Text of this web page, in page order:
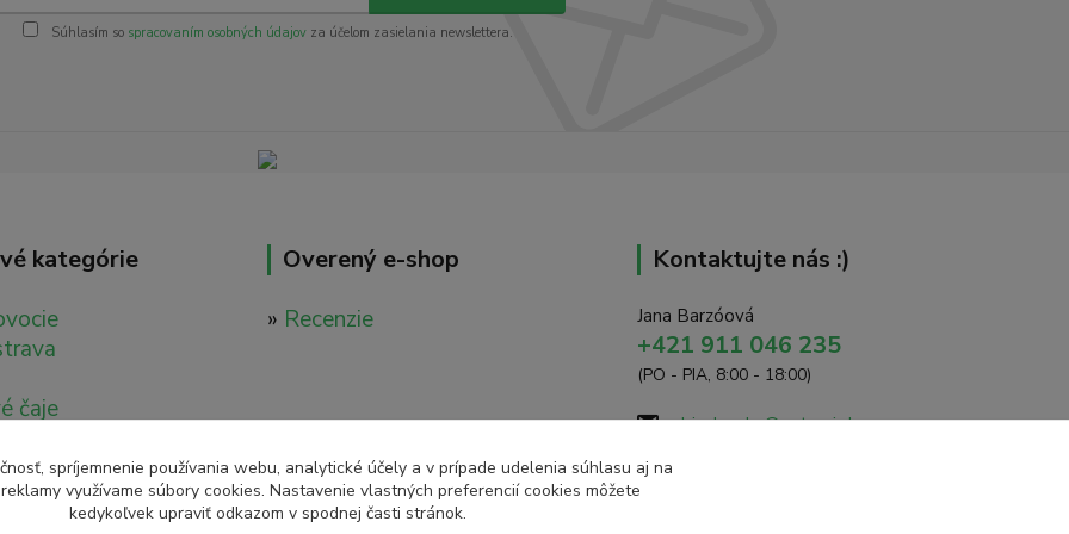
Súhlasím so spracovaním osobných údajovza účelom zasielania newslettera.
kategórie
čaje
Overený e-shop
» Recenzie
Kontaktujte nás :)
Jana Barzóová
+421 911 046 235
(PO - PIA, 8:00 - 18:00)
objednavky@naturaj.sk
spríjemnenie používania webu, analytické účely a v prípade udelenia súhlasu aj na
využívame súbory cookies. Nastavenie vlastných preferencií cookies môžete
kedykoľvek upraviť odkazom v spodnej časti stránok.